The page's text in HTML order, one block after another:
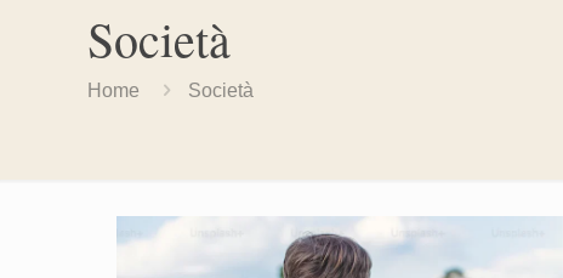
Società
Home Società